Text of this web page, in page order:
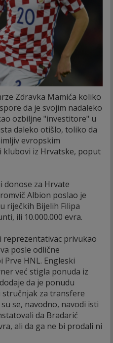
Zdravka Mamića koliko
da je svojim nadaleko
ozbiljne "investitore" u
daleko otišlo, toliko da
evropskim
klubovi iz Hrvatske, poput
donose za Hrvate
Albion poslao je
riječkih Bijelih Filipa
ili 10.000.000 evra.
reprezentativac privukao
posle odlične
Prve HNL. Engleski
već stigla ponuda iz
da je ponudu
za transfere
se, navodno, navodi isti
da Bradarić
ali da ga ne bi prodali ni